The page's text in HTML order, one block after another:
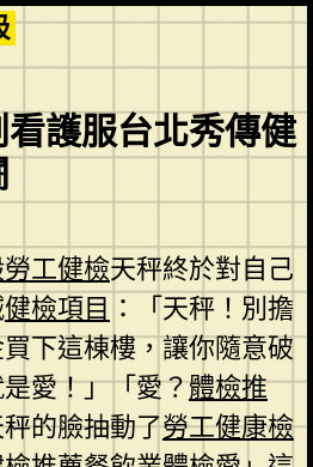
護服台北秀傳健
工健檢天秤終於對自己
健檢項目 ：「天秤！別擔
下這棟樓，讓你隨意破
愛！」「愛？體檢推
的臉抽動了勞工健康檢